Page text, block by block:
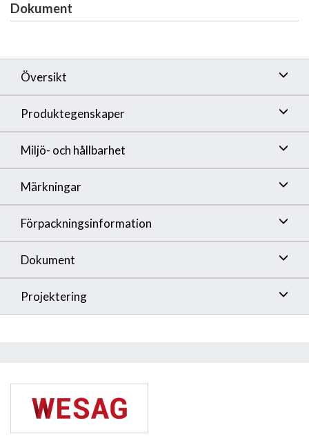
Dokument
Översikt
Produktegenskaper
Miljö- och hållbarhet
Märkningar
Förpackningsinformation
Dokument
Projektering